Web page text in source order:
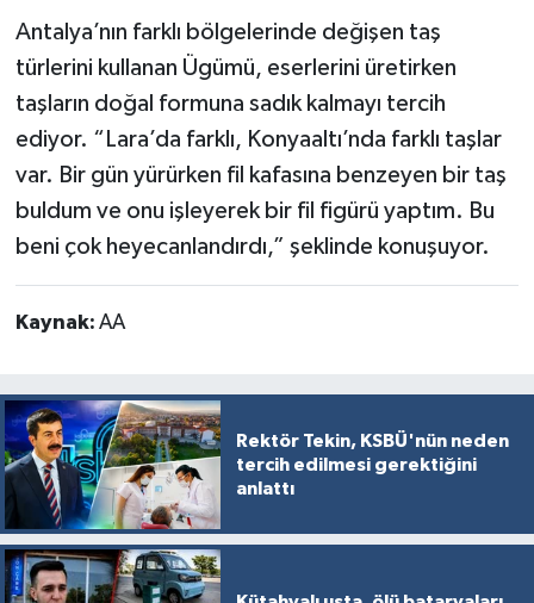
Antalya’nın farklı bölgelerinde değişen taş
türlerini kullanan Ügümü, eserlerini üretirken
taşların doğal formuna sadık kalmayı tercih
ediyor. “Lara’da farklı, Konyaaltı’nda farklı taşlar
var. Bir gün yürürken fil kafasına benzeyen bir taş
buldum ve onu işleyerek bir fil figürü yaptım. Bu
beni çok heyecanlandırdı,” şeklinde konuşuyor.
Kaynak: AA
Rektör Tekin, KSBÜ'nün neden
tercih edilmesi gerektiğini
anlattı